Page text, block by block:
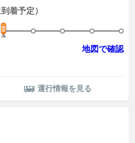
31分に到着予定）
地図で確認
運行情報を見る